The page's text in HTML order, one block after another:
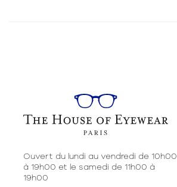
Ouvert du lundi au vendredi de 10h00
à 19h00 et le samedi de 11h00 à
19h00